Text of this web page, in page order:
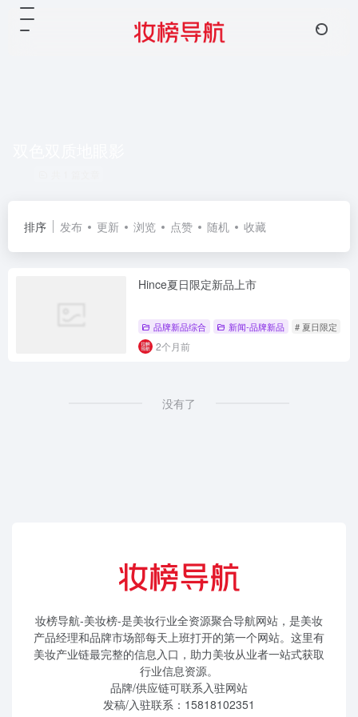
排序 发布 更新 浏览 点赞 随机 收藏
Hince夏日限定新品上市
品牌新品综合 新闻-品牌新品 # 夏日限定
2个月前
没有了
妆榜导航-美妆榜-是美妆行业全资源聚合导航网站，是美妆
产品经理和品牌市场部每天上班打开的第一个网站。这里有
美妆产业链最完整的信息入口，助力美妆从业者一站式获取
行业信息资源。
品牌/供应链可联系入驻网站
发稿/入驻联系：15818102351